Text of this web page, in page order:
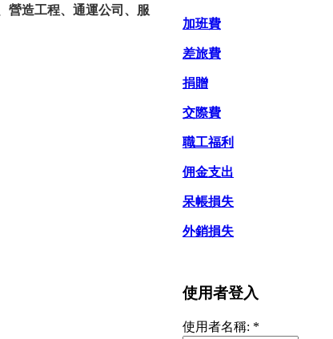
營造工程、通運公司、服
加班費
差旅費
捐贈
交際費
職工福利
佣金支出
呆帳損失
外銷損失
使用者登入
使用者名稱: *